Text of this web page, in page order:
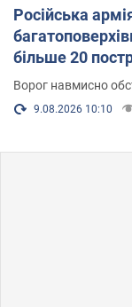
Російська
більше 20
Ворог навмисно
9.08.2026 10:10